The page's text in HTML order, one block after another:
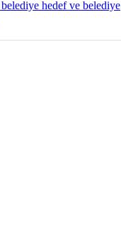
hedef ve belediye